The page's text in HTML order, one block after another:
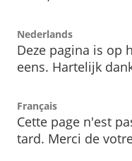
Nederlands
Deze pagina is op
eens. Hartelijk
Français
Cette page n'est
tard. Merci de